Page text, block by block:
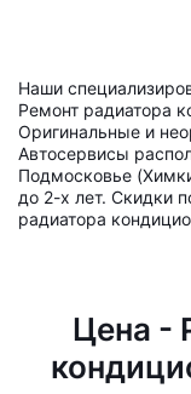
Наши
Ремонт радиатора
Оригинальные и
Автосервисы
Подмосковье
до 2-х лет. Скидки
радиатора
Цена -